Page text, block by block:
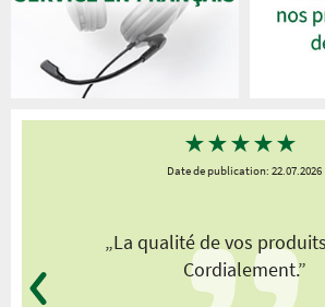
★★★★★
Date de publication: 22.07.2026
„La qualité de vos
Cordialement.”